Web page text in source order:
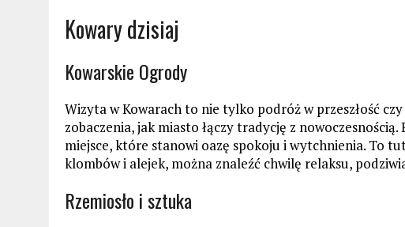
Kowary dzisiaj
Kowarskie Ogrody
Wizyta w Kowarach to nie tylko podróż w przeszłość
zobaczenia, jak miasto łączy tradycję z
miejsce, które stanowi oazę spokoju i wytchnienia. To
klombów i alejek, można znaleźć chwilę relaksu,
Rzemiosło i sztuka